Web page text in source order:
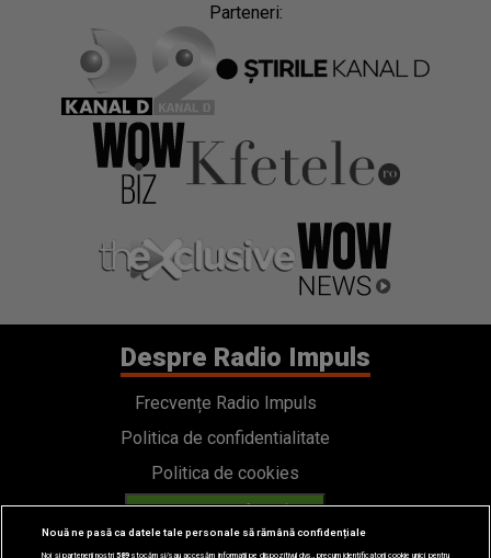
Parteneri:
Despre Radio Impuls
Frecvențe Radio Impuls
Politica de confidentialitate
Politica de cookies
Gestionați preferințele
Nouă ne pasă ca datele tale personale să rămână confidențiale
Noi și partenerii noștri589stocăm și/sau accesăm informații pe dispozitivul dvs., precum identificatorii cookie unici pentru